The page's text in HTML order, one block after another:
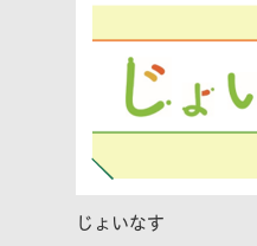
じょいなす